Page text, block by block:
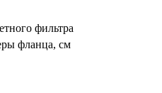
фильтра
фланца, см